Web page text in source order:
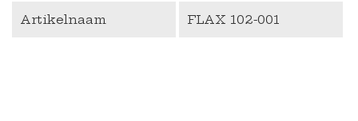
Artikelnaam FLAX 102-001